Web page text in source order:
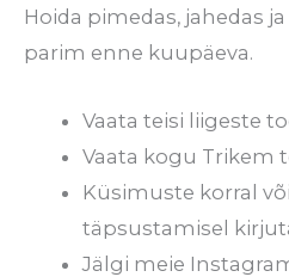
Hoida pimedas, jahedas
parim enne kuupäeva.
Vaata teisi liigeste
Vaata kogu Trikem
Küsimuste korral
täpsustamisel
Jälgi meie